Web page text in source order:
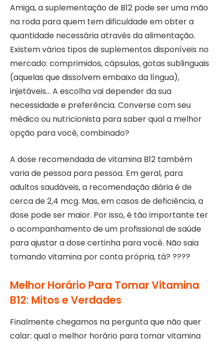
Amiga, a suplementação de B12 pode ser uma mão
na roda para quem tem dificuldade em obter a
quantidade necessária através da alimentação.
Existem vários tipos de suplementos disponíveis no
mercado: comprimidos, cápsulas, gotas sublinguais
(aquelas que dissolvem embaixo da língua),
injetáveis… A escolha vai depender da sua
necessidade e preferência. Converse com seu
médico ou nutricionista para saber qual a melhor
opção para você, combinado?
A dose recomendada de vitamina B12 também
varia de pessoa para pessoa. Em geral, para
adultos saudáveis, a recomendação diária é de
cerca de 2,4 mcg. Mas, em casos de deficiência, a
dose pode ser maior. Por isso, é tão importante ter
o acompanhamento de um profissional de saúde
para ajustar a dose certinha para você. Não saia
tomando vitamina por conta própria, tá? ????
Melhor Horário Para Tomar Vitamina
B12: Mitos e Verdades
Finalmente chegamos na pergunta que não quer
calar: qual o melhor horário para tomar vitamina